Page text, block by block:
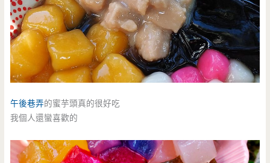
午後巷弄的蜜芋頭真的很好吃
我個人還蠻喜歡的